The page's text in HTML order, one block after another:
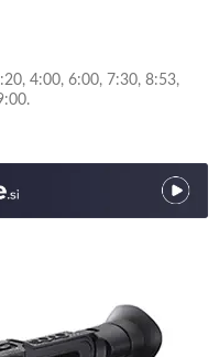
4:00, 6:00, 7:30, 8:53,